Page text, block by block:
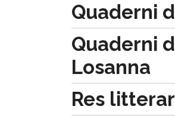
Quaderni
Quaderni
Losanna
Res